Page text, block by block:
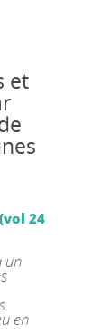
et
(vol 24
un
en